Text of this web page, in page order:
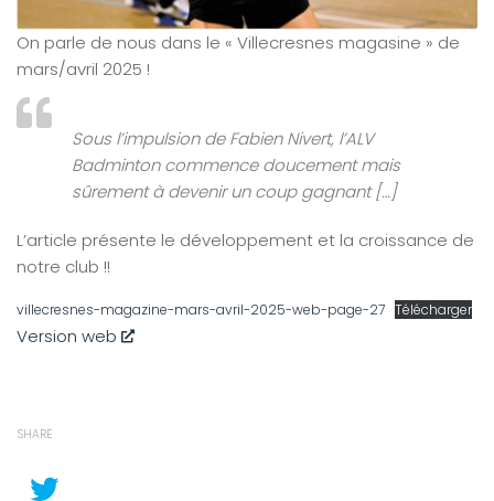
On parle de nous dans le « Villecresnes magasine » de
mars/avril 2025 !
Sous l’impulsion de Fabien Nivert, l’ALV
Badminton commence doucement mais
sûrement à devenir un coup gagnant […]
L’article présente le développement et la croissance de
notre club !!
villecresnes-magazine-mars-avril-2025-web-page-27 Télécharger
Version web
SHARE